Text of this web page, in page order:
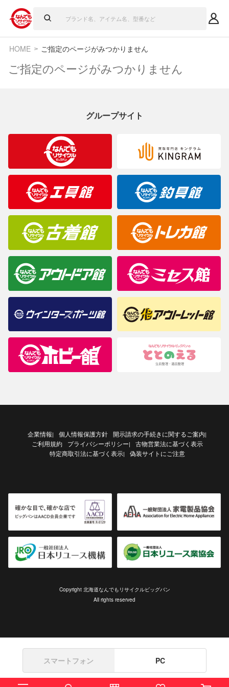
HOME ご指定のページがみつかりません
ご指定のページがみつかりません
グループサイト
企業情報| 個人情報保護方針 開示請求の手続きに関するご案内|
ご利用規約 プライバシーポリシー|
古物営業法に基づく表示
特定商取引法に基づく表示| 偽装サイトにご注意
Copyright 北海道なんでもリサイクルビッグバン
All rights reserved
スマートフォン PC